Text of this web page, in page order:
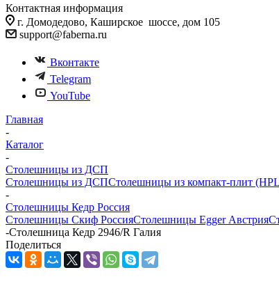
Контактная информация
г. Домодедово, Каширское шоссе, дом 105
support@faberna.ru
Вконтакте
Telegram
YouTube
Главная
-
Каталог
-
Столешницы из ДСП
Столешницы из ДСПСтолешницы из компакт-плит
-
Столешницы Кедр Россия
Столешницы Скиф РоссияСтолешницы Egger Австрия
-Столешница Кедр 2946/R Галия
Поделиться